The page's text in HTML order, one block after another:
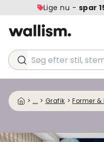
Lige nu - spar
Søg efter stil,
> ... > Grafik > Former &